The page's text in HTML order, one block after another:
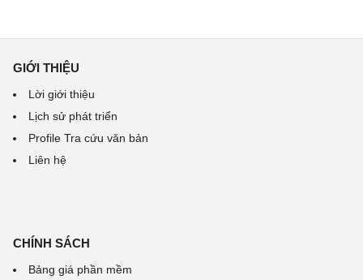
GIỚI THIỆU
Lời giới thiệu
Lịch sử phát triển
Profile Tra cứu văn bản
Liên hệ
CHÍNH SÁCH
Bảng giá phần mềm